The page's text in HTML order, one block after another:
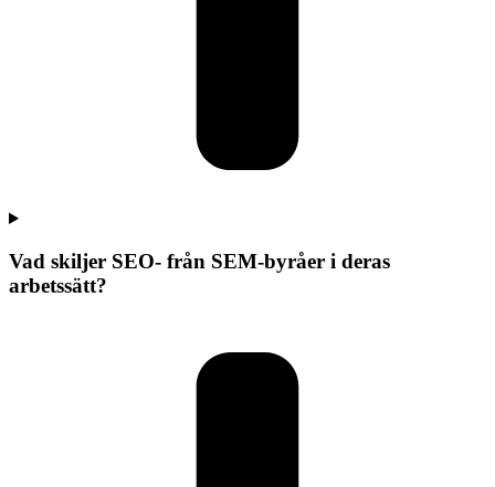
Vad skiljer SEO- från SEM-byråer i deras
arbetssätt?